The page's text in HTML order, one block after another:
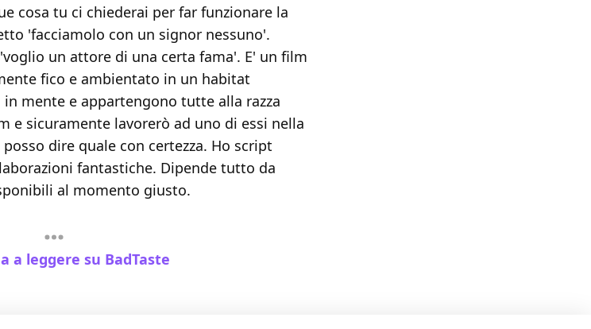
cosa tu ci chiederai per far funzionare la
'facciamolo con un signor nessuno'.
un attore di una certa fama'. E' un film
fico e ambientato in un habitat
mente e appartengono tutte alla razza
e sicuramente lavorerò ad uno di essi nella
dire quale con certezza. Ho script
fantastiche. Dipende tutto da
al momento giusto.
a leggere su BadTaste